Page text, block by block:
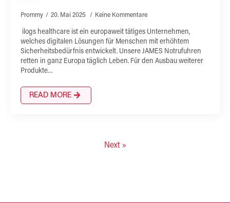
Prommy 20. Mai 2025 Keine Kommentare
ilogs healthcare ist ein europaweit tätiges Unternehmen,
welches digitalen Lösungen für Menschen mit erhöhtem
Sicherheitsbedürfnis entwickelt. Unsere JAMES Notrufuhren
retten in ganz Europa täglich Leben. Für den Ausbau weiterer
Produkte…
READ MORE
Next »